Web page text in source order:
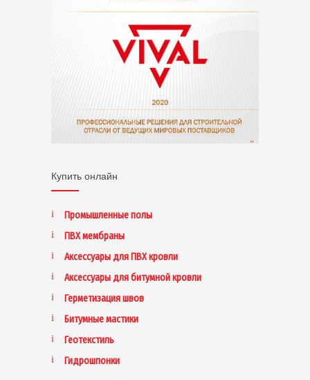
Купить онлайн
Промышленные полы
ПВХ мембраны
Аксессуары для ПВХ кровли
Аксессуары для битумной кровли
Герметизация швов
Битумные мастики
Геотекстиль
Гидрошпонки